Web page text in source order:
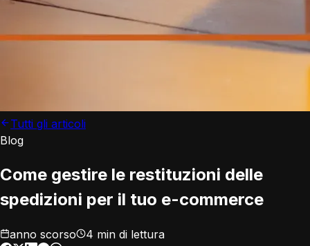
Tutti gli articoli
Blog
Come gestire le restituzioni delle
spedizioni per il tuo e-commerce
anno scorso 4 min di lettura